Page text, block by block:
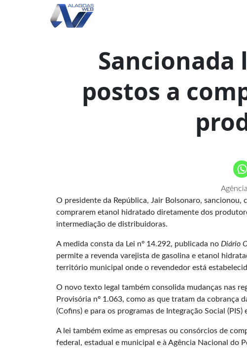
postos a
O presidente da República, Jair Bolsonaro,
comprarem etanol hidratado diretamente dos
intermediação de distribuidoras.
A medida consta da Lei nº 14.292, publicada no Diário
permite a revenda varejista de gasolina e etanol
território municipal onde o revendedor está
O novo texto legal também consolida mudanças nas
Provisória nº 1.063, como as que tratam da cobrança
(Cofins) e para os programas de Integração Social
A lei também exime as empresas ou consórcios de
federal, estadual e municipal e à Agência Nacional do